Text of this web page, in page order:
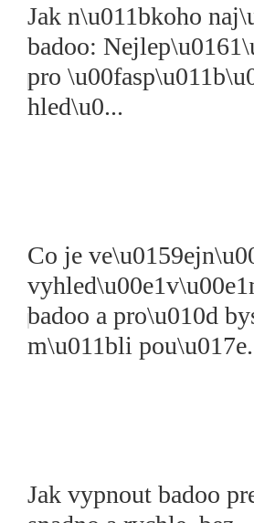
Jak n\u011bkoho
badoo:
pro
hled\u0...
Co je
badoo a pro\u010d
m\u011bli
Jak vypnout badoo